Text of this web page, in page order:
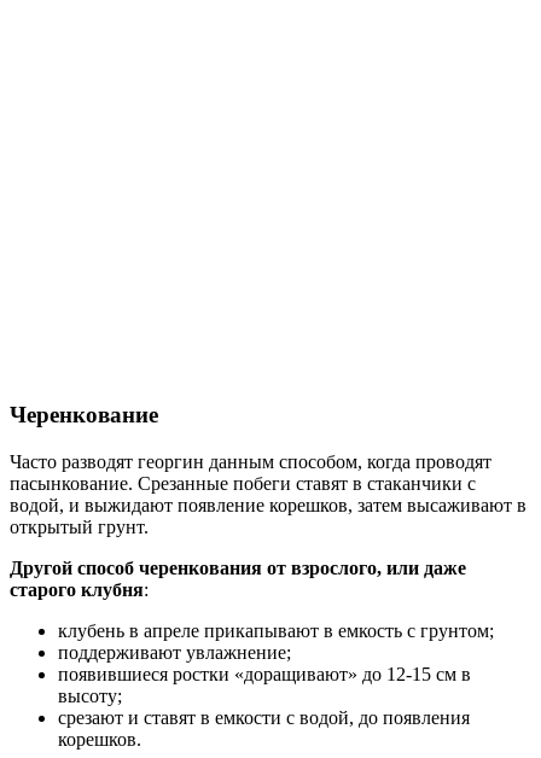
Черенкование
Часто разводят георгин данным способом, когда проводят
пасынкование. Срезанные побеги ставят в стаканчики с
водой, и выжидают появление корешков, затем высаживают в
открытый грунт.
Другой способ черенкования от взрослого, или даже
старого клубня:
клубень в апреле прикапывают в емкость с грунтом;
поддерживают увлажнение;
появившиеся ростки «доращивают» до 12-15 см в
высоту;
срезают и ставят в емкости с водой, до появления
корешков.